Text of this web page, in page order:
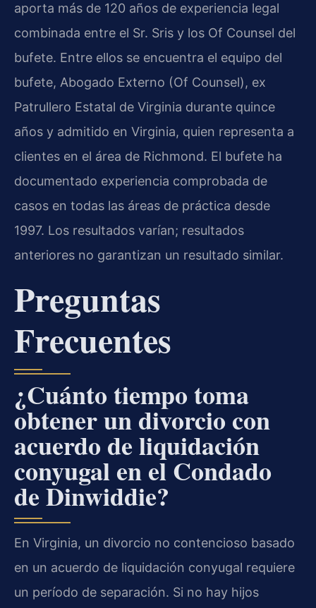
aporta más de 120 años de experiencia legal
combinada entre el Sr. Sris y los Of Counsel del
bufete. Entre ellos se encuentra el equipo del
bufete, Abogado Externo (Of Counsel), ex
Patrullero Estatal de Virginia durante quince
años y admitido en Virginia, quien representa a
clientes en el área de Richmond. El bufete ha
documentado experiencia comprobada de
casos en todas las áreas de práctica desde
1997. Los resultados varían; resultados
anteriores no garantizan un resultado similar.
Preguntas
Frecuentes
¿Cuánto tiempo toma
obtener un divorcio con
acuerdo de liquidación
conyugal en el Condado
de Dinwiddie?
En Virginia, un divorcio no contencioso basado
en un acuerdo de liquidación conyugal requiere
un período de separación. Si no hay hijos